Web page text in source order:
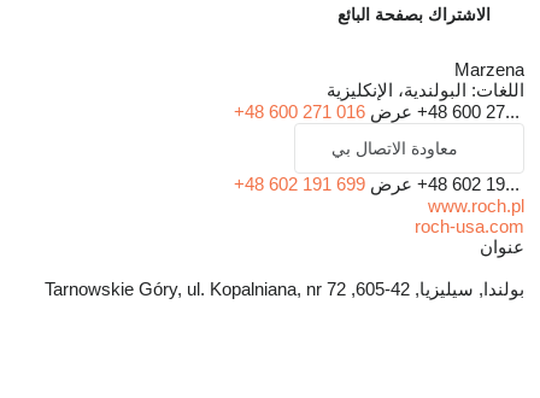
الاشتراك بصفحة البائع
Marzena
اللغات: البولندية، الإنكليزية
+48 600 27... عرض +48 600 271 016
معاودة الاتصال بي
+48 602 19... عرض +48 602 191 699
www.roch.pl
roch-usa.com
عنوان
بولندا, سيليزيا, 42-605, Tarnowskie Góry, ul. Kopalniana, nr 72